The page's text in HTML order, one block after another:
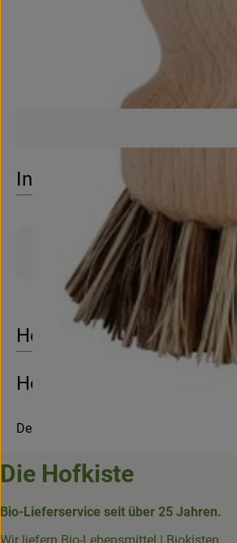
Info
Produktinformationen
Herkunft
Hersteller: Bürstenhaus
Deutschland
Die Hofkiste
Bio-Lieferservice seit über 25 Jahren.